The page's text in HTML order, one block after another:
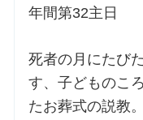
森田神父の講座
年間第32主日
死者の月にたび
す、子どものこ
たお葬式の説教